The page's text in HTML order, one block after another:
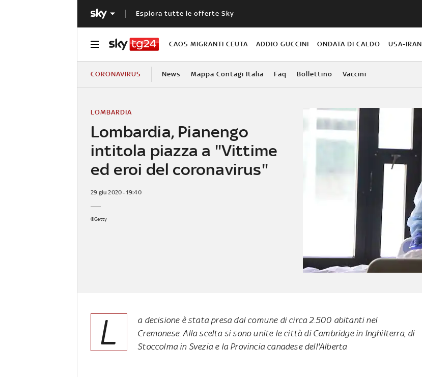
Esplora tutte le offerte Sky
CAOS MIGRANTI CEUTA ADDIO GUCCINI ONDATA DI CALDO USA-IRAN
CORONAVIRUS News Mappa Contagi Italia Faq Bollettino Vaccini
Lombardia, Pianengo
intitola piazza a "Vittime
ed eroi del coronavirus"
LOMBARDIA
29 giu 2020 - 19:40
©Getty
L
a decisione è stata presa dal comune di circa 2.500 abitanti nel
Cremonese. Alla scelta si sono unite le città di Cambridge in Inghilterra, di
Stoccolma in Svezia e la Provincia canadese dell'Alberta